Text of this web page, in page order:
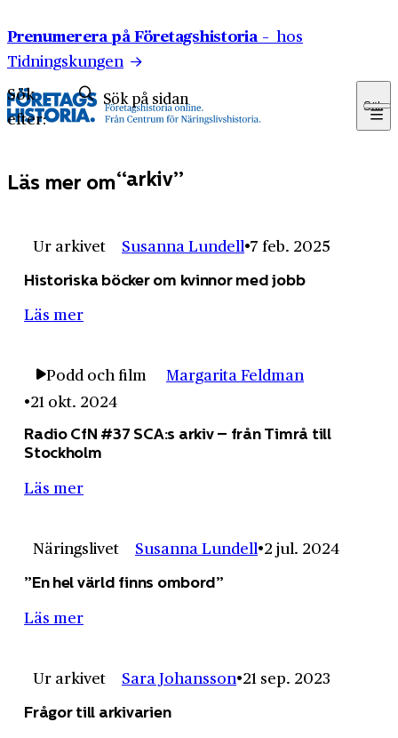
Prenumerera på Företagshistoria – hos
Tidningskungen
Sök
efter:
Sök
Läs mer om arkiv
Ur arkivet Susanna Lundell 7 feb. 2025
Historiska böcker om kvinnor med jobb
Läs mer
Podd och film
Margarita Feldman
21 okt. 2024
Radio CfN #37 SCA:s arkiv – från Timrå till
Stockholm
Läs mer
Näringslivet Susanna Lundell 2 jul. 2024
”En hel värld finns ombord”
Läs mer
Ur arkivet Sara Johansson 21 sep. 2023
Frågor till arkivarien